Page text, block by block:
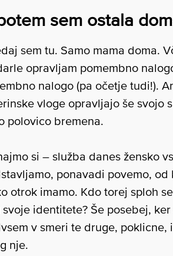
sem ostala
sem tu. Samo mama doma.
opravljam pomembno
nalogo (pa očetje tudi!).
vloge opravljajo še svojo
polovico bremena.
si – služba danes žensko
ponavadi povemo,
otrok imamo. Kdo torej sploh
svoje identitete? Še posebej,
v smeri te druge,
nje.